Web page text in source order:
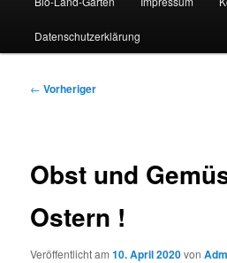
Datenschutzerklärung
Beitragsnavigation
← Vorheriger
Obst und
Ostern !
Veröffentlicht am10. April 2020von